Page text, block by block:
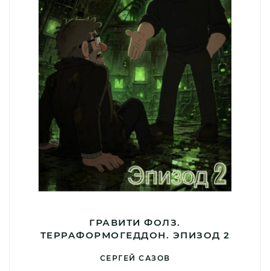
ГРАВИТИ ФОЛЗ.
ТЕРРАФОРМОГЕДДОН. ЭПИЗОД 2
СЕРГЕЙ САЗОВ